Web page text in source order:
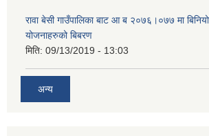
रावा बेसी गाउँपालिका बाट आ ब २०७६।०७७ मा
योजनाहरुको बिबरण
मिति: 09/13/2019 - 13:03
अन्य